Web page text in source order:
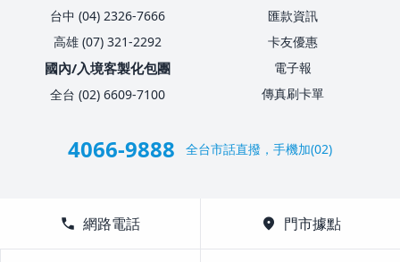
台中 (04) 2326-7666
高雄 (07) 321-2292
國內/入境客製化包團
全台 (02) 6609-7100
匯款資訊
卡友優惠
電子報
傳真刷卡單
4066-9888 全台市話直撥，手機加(02)
call 網路電話 location_on 門市據點